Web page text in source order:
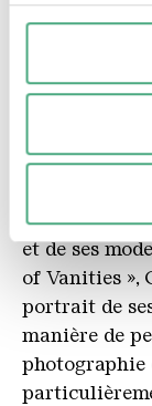
moment à
et les
analyser le
partager des
partenaires
données que
le cadre de
Omar Victor
Photographe
d’autres
de costumes,
toute la
et de ses
of Vanities »,
portrait de
manière de
photographie